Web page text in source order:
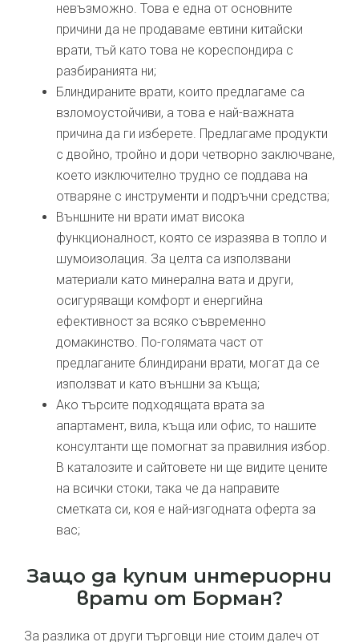
невъзможно. Това е една от основните
причини да не продаваме евтини китайски
врати, тъй като това не кореспондира с
разбиранията ни;
Блиндираните врати, които предлагаме са
взломоустойчиви, а това е най-важната
причина да ги изберете. Предлагаме продукти
с двойно, тройно и дори четворно заключване,
което изключително трудно се поддава на
отваряне с инструменти и подръчни средства;
Външните ни врати имат висока
функционалност, която се изразява в топло и
шумоизолация. За целта са използвани
материали като минерална вата и други,
осигуряващи комфорт и енергийна
ефективност за всяко съвременно
домакинство. По-голямата част от
предлаганите блиндирани врати, могат да се
използват и като външни за къща;
Ако търсите подходящата врата за
апартамент, вила, къща или офис, то нашите
консултанти ще помогнат за правилния избор.
В каталозите и сайтовете ни ще видите цените
на всички стоки, така че да направите
сметката си, коя е най-изгодната оферта за
вас;
Защо да купим интериорни
врати от Борман?
За разлика от други търговци ние стоим далеч от